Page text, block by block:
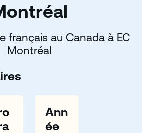
français au Canada à EC
Montréal
Ann
ée